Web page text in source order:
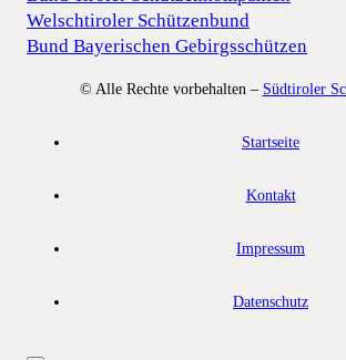
Welschtiroler Schützenbund
Bund Bayerischen Gebirgsschützen
© Alle Rechte vorbehalten – Südtiroler
Startseite
Kontakt
Impressum
Datenschutz